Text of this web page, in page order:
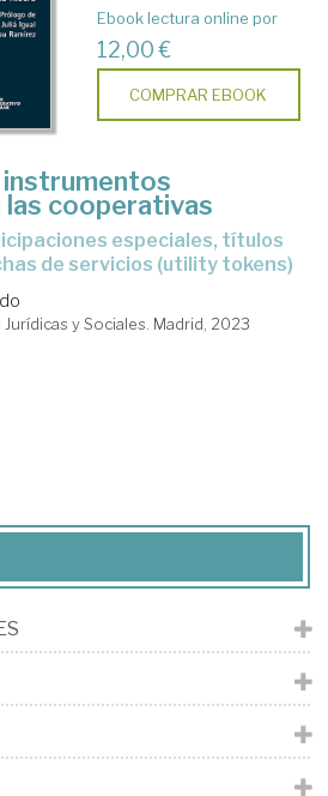
Ebook lectura online por
12,00 €
COMPRAR EBOOK
instrumentos
las cooperativas
de servicios (utility tokens)
y Sociales. Madrid, 2023